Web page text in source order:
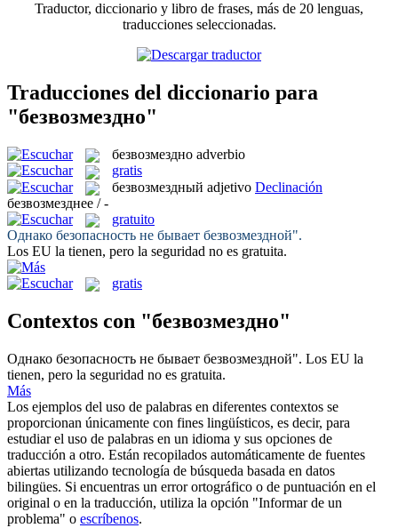
Traductor, diccionario y libro de frases, más de 20 lenguas,
traducciones seleccionadas.
Traducciones del diccionario para
"безвозмездно"
безвозмездно adverbio
gratis
безвозмездный adjetivo Declinación
безвозмезднее / -
gratuito
Однако безопасность не бывает безвозмездной".
Los EU la tienen, pero la seguridad no es gratuita.
gratis
Contextos con "безвозмездно"
Однако безопасность не бывает безвозмездной". Los EU la
tienen, pero la seguridad no es gratuita.
Más
Los ejemplos del uso de palabras en diferentes contextos se
proporcionan únicamente con fines lingüísticos, es decir, para
estudiar el uso de palabras en un idioma y sus opciones de
traducción a otro. Están recopilados automáticamente de fuentes
abiertas utilizando tecnología de búsqueda basada en datos
bilingües. Si encuentras un error ortográfico o de puntuación en el
original o en la traducción, utiliza la opción "Informar de un
problema" o escríbenos.